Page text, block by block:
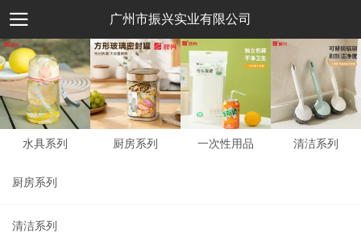
广州市振兴实业有限公司
水具系列 厨房系列 一次性用品 清洁系列
厨房系列
清洁系列